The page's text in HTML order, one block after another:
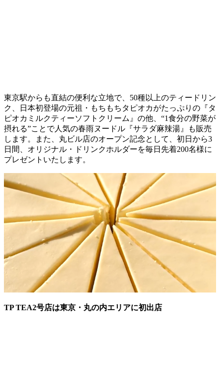
東京駅からも直結の便利な立地で、50種以上のティードリン
ク、日本初登場の元祖・もちもちタピオカがたっぷりの『タ
ピオカミルクティーソフトクリーム』の他、“1食分の野菜が
摂れる”ことで人気の春雨ヌードル『サラダ麻辣湯』も販売
します。また、丸ビル店のオープン記念として、初日から3
日間、オリジナル・ドリンクホルダーを毎日先着200名様に
プレゼントいたします。
TP TEA2号店は東京・丸の内エリアに初出店